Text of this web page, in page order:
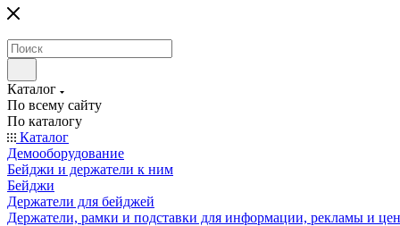
Каталог
По всему сайту
По каталогу
Каталог
Демооборудование
Бейджи и держатели к ним
Бейджи
Держатели для бейджей
Держатели, рамки и подставки для информации, рекламы и